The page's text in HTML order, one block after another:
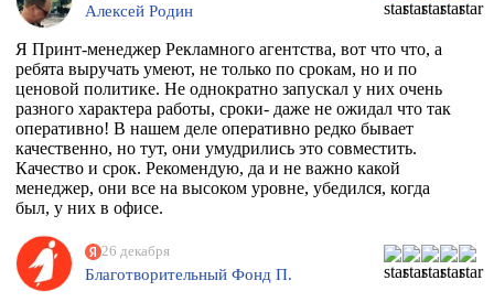
Алексей Родин
Я Принт-менеджер Рекламного агентства, вот что что, а
ребята выручать умеют, не только по срокам, но и по
ценовой политике. Не однократно запускал у них очень
разного характера работы, сроки- даже не ожидал что так
оперативно! В нашем деле оперативно редко бывает
качественно, но тут, они умудрились это совместить.
Качество и срок. Рекомендую, да и не важно какой
менеджер, они все на высоком уровне, убедился, когда
был, у них в офисе.
26 декабря
Благотворительный Фонд П.